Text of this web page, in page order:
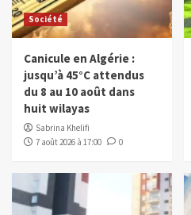
Société
Canicule en Algérie :
jusqu’à 45°C attendus
du 8 au 10 août dans
huit wilayas
Sabrina Khelifi
7 août 2026 à 17:00
0